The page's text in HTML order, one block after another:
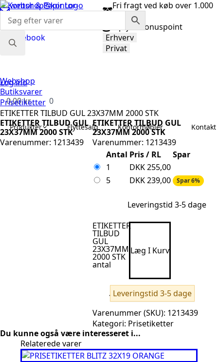
webshop@kontor-
papir.dk
98 92 33 33
Facebook
Fri fragt ved køb over 1.000
Optjen bonuspoint
Erhverv
Privat
Log ind
0,00kr. 0
Produkter Flyttesalg Kontormøbler
Webshop
Butiksvarer
Prisetiketter
ETIKETTER TILBUD GUL 23X37MM 2000 STK
ETIKETTER TILBUD GUL
23X37MM 2000 STK
Varenummer: 1213439
ETIKETTER TILBUD GUL
23X37MM 2000 STK
Varenummer: 1213439
Antal Pris / RL
Spar
1
DKK255,00
5
DKK239,00 Spar 6%
Leveringstid 3-5 dage
ETIKETTER
TILBUD
GUL
23X37MM
2000 STK
antal
Læg I Kurv
Leveringstid 3-5 dage
Varenummer (SKU): 1213439
Kategori: Prisetiketter
Du kunne også være interesseret i...
Relaterede varer